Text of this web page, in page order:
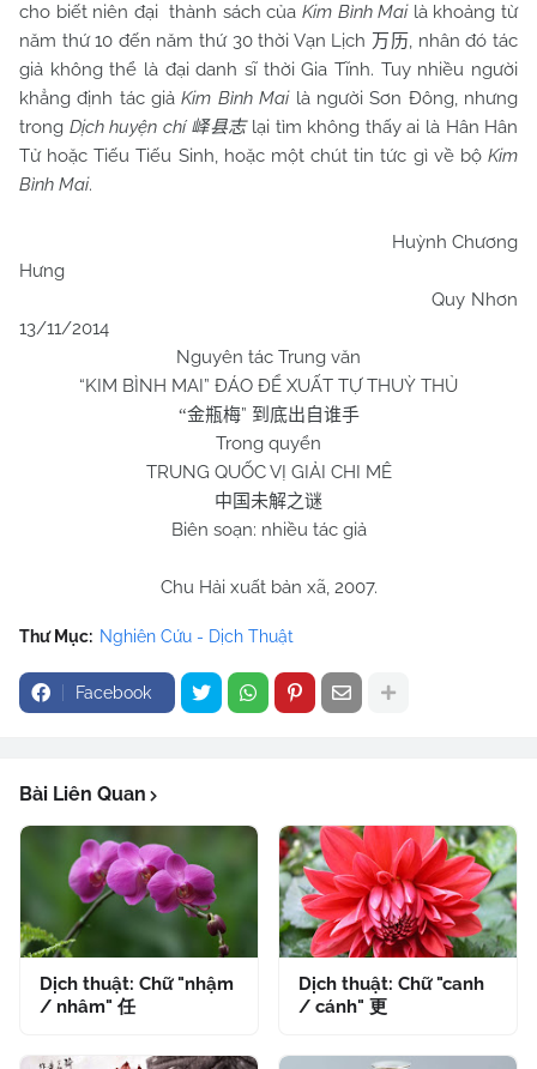
cho biết niên đại thành sách của Kim Bình Mailà khoảng từ
năm thứ 10 đến năm thứ 30 thời Vạn Lịch 万历, nhân đó tác
giả không thể là đại danh sĩ thời Gia Tĩnh. Tuy nhiều người
khẳng định tác giảKim Bình Mailà người Sơn Đông, nhưng
trong Dịch huyện chí峄县志 lại tìm không thấy ai là Hân Hân
Tử hoặc Tiếu Tiếu Sinh, hoặc một chút tin tức gì về bộ Kim
Bình Mai.
Huỳnh Chương
Hưng
Quy Nhơn
13/11/2014
Nguyên tác Trung văn
“KIM BÌNH MAI” ĐÁO ĐỂ XUẤT TỰ THUỲ THỦ
“金瓶梅” 到底出自谁手
Trong quyển
TRUNG QUỐC VỊ GIẢI CHI MÊ
中国未解之谜
Biên soạn: nhiều tác giả
Chu Hải xuất bản xã, 2007.
Thư Mục: Nghiên Cứu - Dịch Thuật
Facebook
Bài Liên Quan
Dịch thuật: Chữ "nhậm
/ nhâm" 任
Dịch thuật: Chữ "canh
/ cánh" 更